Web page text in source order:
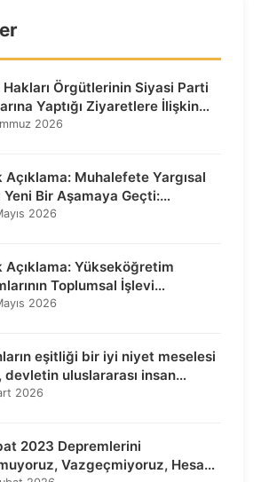
Hakları Örgütlerinin Siyasi Parti
Yaptığı Ziyaretlere İlişkin
2026
Açıklama: Muhalefete Yargısal
Yeni Bir Aşamaya Geçti:
2026
Açıklama: Yükseköğretim
Toplumsal İşlevi
Ticari Akıbetine
2026
eşitliği bir iyi niyet meselesi
devletin uluslararası insan…
2026
2023 Depremlerini
Vazgeçmiyoruz, Hesap